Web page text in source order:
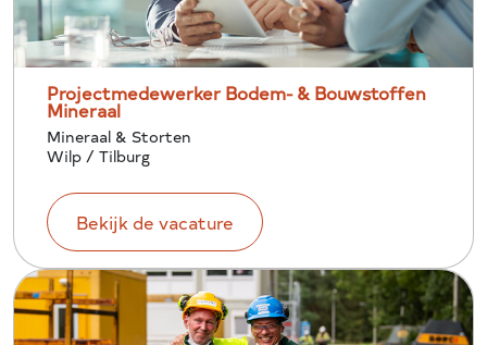
Projectmedewerker Bodem- & Bouwstoffen
Mineraal
Mineraal & Storten
Wilp / Tilburg
Bekijk de vacature